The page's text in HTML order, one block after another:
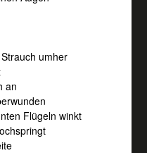
umher
an
Flügeln winkt